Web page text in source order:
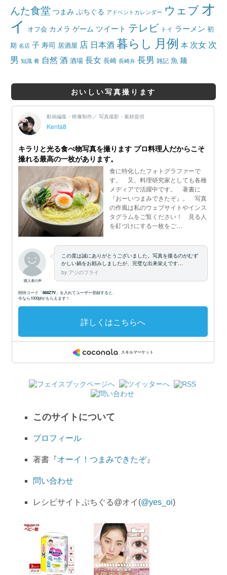
んた食堂 つまみ ぷちぐる アドベントカレンダー ウェブ オ
イ
オフ会 カメラ ゲーム ツイート テレビ トイ ラーメン 初
期 名店 子 寿司 居酒屋 店 日本酒 暮らし 月例 本 次女 次
男 知識 肴 自然 酒 酒場 長女 長崎 長崎弁 長男 雑記 魚 麺
おいしい写真撮ります
このサイトについて
プロフィール
著書『オーイ！つまみできたぞ』
問い合わせ
レシピサイトぷちぐる@オイ(@yes_oi)